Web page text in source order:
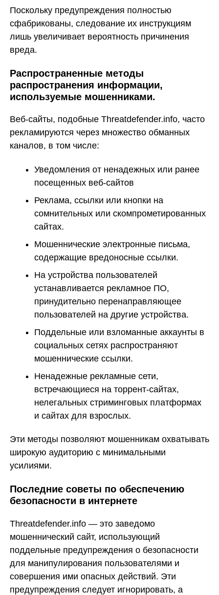
Поскольку предупреждения полностью
сфабрикованы, следование их инструкциям
лишь увеличивает вероятность причинения
вреда.
Распространенные методы
распространения информации,
используемые мошенниками.
Веб-сайты, подобные Threatdefender.info, часто
рекламируются через множество обманных
каналов, в том числе:
Уведомления от ненадежных или ранее
посещенных веб-сайтов
Реклама, ссылки или кнопки на
сомнительных или скомпрометированных
сайтах.
Мошеннические электронные письма,
содержащие вредоносные ссылки.
На устройства пользователей
устанавливается рекламное ПО,
принудительно перенаправляющее
пользователей на другие устройства.
Поддельные или взломанные аккаунты в
социальных сетях распространяют
мошеннические ссылки.
Ненадежные рекламные сети,
встречающиеся на торрент-сайтах,
нелегальных стриминговых платформах
и сайтах для взрослых.
Эти методы позволяют мошенникам охватывать
широкую аудиторию с минимальными
усилиями.
Последние советы по обеспечению
безопасности в интернете
Threatdefender.info — это заведомо
мошеннический сайт, использующий
поддельные предупреждения о безопасности
для манипулирования пользователями и
совершения ими опасных действий. Эти
предупреждения следует игнорировать, а